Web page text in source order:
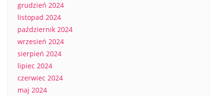
grudzień 2024
listopad 2024
październik 2024
wrzesień 2024
sierpień 2024
lipiec 2024
czerwiec 2024
maj 2024